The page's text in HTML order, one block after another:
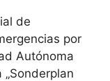
de
por
Autónoma